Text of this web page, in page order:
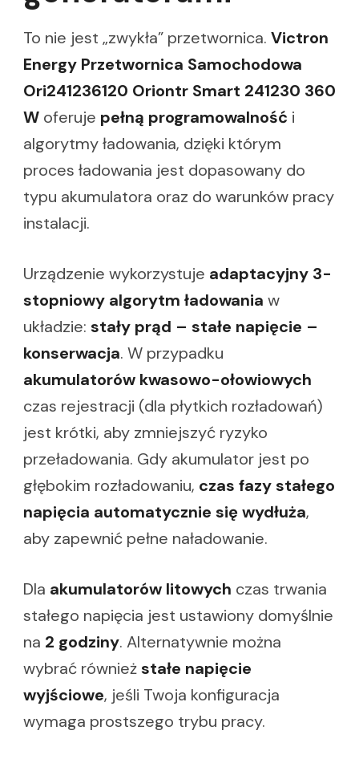
To nie jest „zwykła” przetwornica. Victron
Energy Przetwornica Samochodowa
Ori241236120 Oriontr Smart 241230 360
W oferuje pełną programowalność i
algorytmy ładowania, dzięki którym
proces ładowania jest dopasowany do
typu akumulatora oraz do warunków pracy
instalacji.
Urządzenie wykorzystuje adaptacyjny 3-
stopniowy algorytm ładowania w
układzie: stały prąd – stałe napięcie –
konserwacja. W przypadku
akumulatorów kwasowo-ołowiowych
czas rejestracji (dla płytkich rozładowań)
jest krótki, aby zmniejszyć ryzyko
przeładowania. Gdy akumulator jest po
głębokim rozładowaniu, czas fazy stałego
napięcia automatycznie się wydłuża,
aby zapewnić pełne naładowanie.
Dla akumulatorów litowych czas trwania
stałego napięcia jest ustawiony domyślnie
na 2 godziny. Alternatywnie można
wybrać również stałe napięcie
wyjściowe, jeśli Twoja konfiguracja
wymaga prostszego trybu pracy.